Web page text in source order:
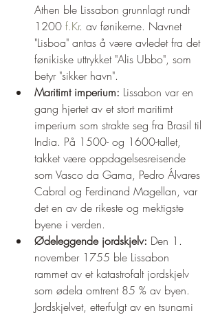
Athen ble Lissabon grunnlagt rundt
1200 f.Kr. av fønikerne. Navnet
"Lisboa" antas å være avledet fra det
fønikiske uttrykket "Alis Ubbo", som
betyr "sikker havn".
Maritimt imperium: Lissabon var en
gang hjertet av et stort maritimt
imperium som strakte seg fra Brasil til
India. På 1500- og 1600-tallet,
takket være oppdagelsesreisende
som Vasco da Gama, Pedro Álvares
Cabral og Ferdinand Magellan, var
det en av de rikeste og mektigste
byene i verden.
Ødeleggende jordskjelv: Den 1.
november 1755 ble Lissabon
rammet av et katastrofalt jordskjelv
som ødela omtrent 85 % av byen.
Jordskjelvet, etterfulgt av en tsunami